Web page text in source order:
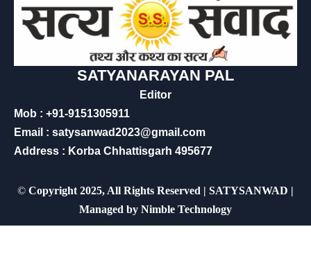
SATYANARAYAN PAL
Editor
Mob : +91-9151305911
Email : satysanwad2023@gmail.com
Address : Korba Chhattisgarh 495677
© Copyright 2025, All Rights Reserved | SATYSANWAD |
Managed by Nimble Technology